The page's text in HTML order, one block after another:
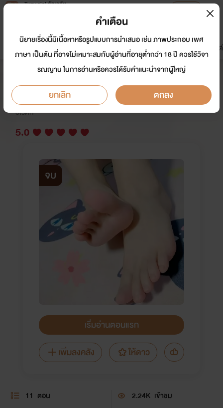
Tunwalai ธัญวลัย
หน้าแรก นิยาย อีบุ๊ก การ์ตูน
มาใหม่
ดรีมแชท ธัญลิสต์
เค้าว่าผมโง่
นักเขียน: จานแตก
อีโรติก
5.0
จบ
เริ่มอ่านตอนแรก
เพิ่มลงคลัง
ให้ดาว
11 ตอน 2.24K เข้าชม
คำเตือน
นิยายเรื่องนี้มีเนื้อหาหรือรูปแบบการนำเสนอ เช่น ภาพประกอบ เพศ
ภาษา เป็นต้น ที่อาจไม่เหมาะสมกับผู้อ่านที่อายุต่ำกว่า 18 ปี ควรใช้วิจา
รณญาน ในการอ่านหรือควรได้รับคำแนะนำจากผู้ใหญ่
ยกเลิก ตกลง